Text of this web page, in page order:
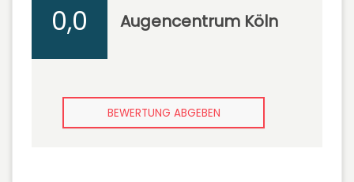
0,0 Augencentrum Köln
BEWERTUNG ABGEBEN